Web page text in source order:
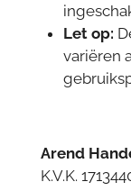
Let op:
variëren
Arend
K.V.K.